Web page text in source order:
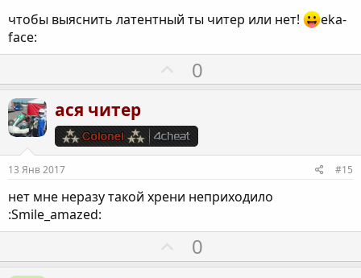
о
чтобы выяснить латентный ты читер или нет!
eka-
face:
П
о
и
т
н
г
0
ася читер
13 Янв 2017 #15
нет мне неразу такой хрени неприходило
:Smile_amazed:
П
о
0